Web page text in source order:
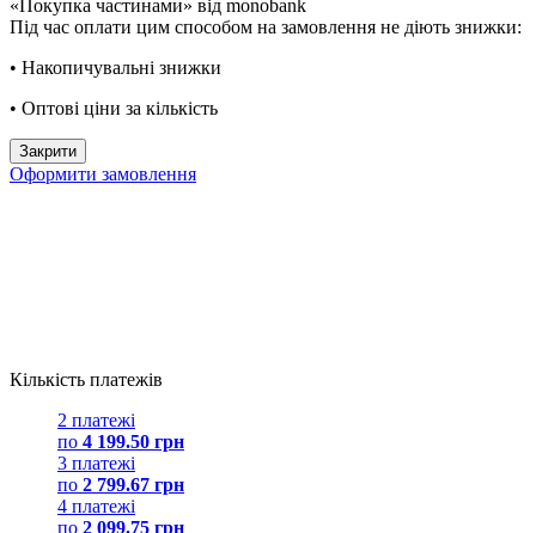
«Покупка частинами» від monobank
Під час оплати цим способом на замовлення не діють знижки:
• Накопичувальні знижки
• Оптові ціни за кількість
Закрити
Оформити замовлення
Кількість платежів
2 платежі
по 4 199.50 грн
3 платежі
по 2 799.67 грн
4 платежі
по 2 099.75 грн